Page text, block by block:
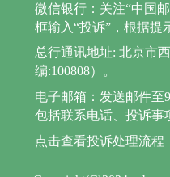
微信银行：关注“中国
框输入“投诉”，根据提
总行通讯地址: 北京市
编:100808）。
电子邮箱：发送邮件至
包括联系电话、投诉事
点击查看投诉处理流程